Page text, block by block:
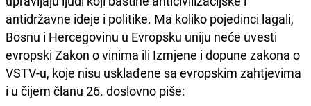
antidržavne ideje i politike. Ma koliko pojedinci lagali,
Bosnu i Hercegovinu u Evropsku uniju neće uvesti
evropski Zakon o vinima ili Izmjene i dopune zakona o
VSTV-u, koje nisu usklađene sa evropskim zahtjevima
i u čijem članu 26. doslovno piše: